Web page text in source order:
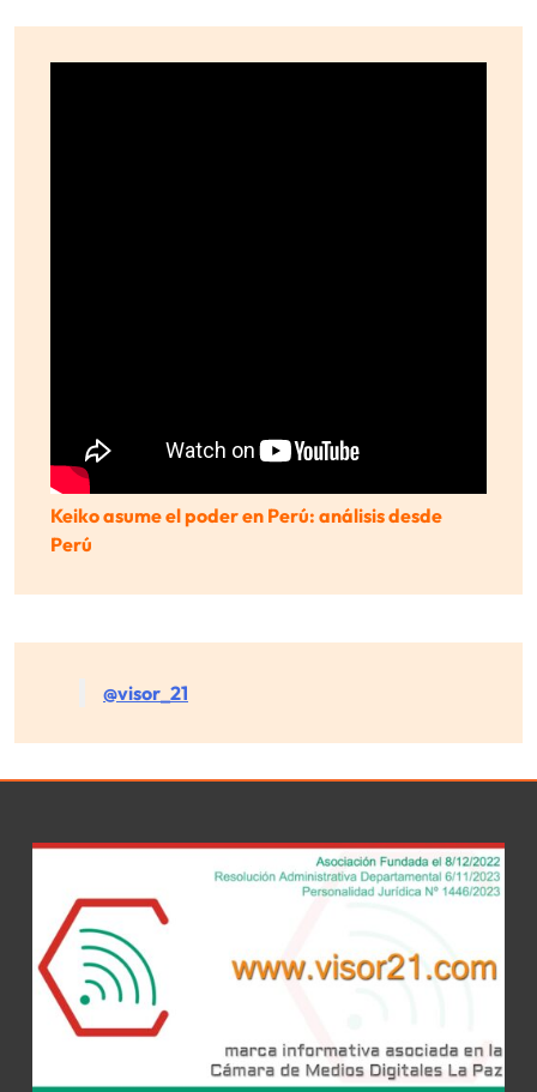
Keiko asume el poder en Perú: análisis desde
Perú
@visor_21